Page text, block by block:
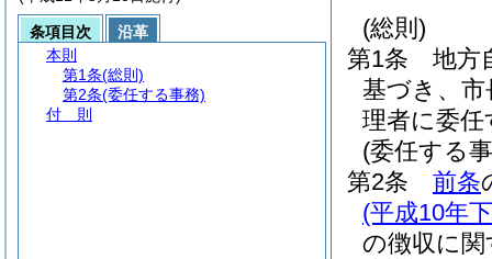
(総則)
第1条
地方
基づき、
理者に委任
(委任する
第2条
前条
(平成10年
の徴収に
条項目次
沿革
本則
第1条(総則)
第2条(委任する事務)
付 則